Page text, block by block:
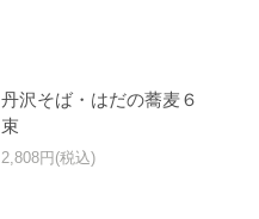
丹沢そば・はだの蕎麦６
束
2,808円(税込)